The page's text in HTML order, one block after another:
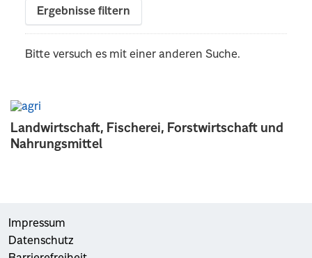
Landwirtschaft, Fischerei, Forstwirtschaft und
Nahrungsmittel
Ergebnisse filtern
Bitte versuch es mit einer anderen Suche.
Impressum
Datenschutz